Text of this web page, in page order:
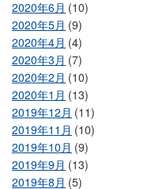
2020年6月 (10)
2020年5月 (9)
2020年4月 (4)
2020年3月 (7)
2020年2月 (10)
2020年1月 (13)
2019年12月 (11)
2019年11月 (10)
2019年10月 (9)
2019年9月 (13)
2019年8月 (5)